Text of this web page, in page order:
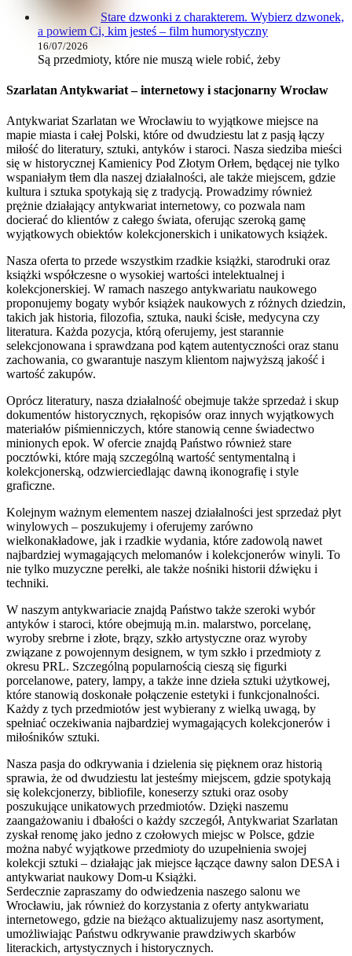
Stare dzwonki z charakterem. Wybierz dzwonek,
a powiem Ci, kim jesteś – film humorystyczny
16/07/2026
Są przedmioty, które nie muszą wiele robić, żeby
Szarlatan Antykwariat – internetowy i stacjonarny Wrocław
Antykwariat Szarlatan we Wrocławiu to wyjątkowe miejsce na
mapie miasta i całej Polski, które od dwudziestu lat z pasją łączy
miłość do literatury, sztuki, antyków i staroci. Nasza siedziba mieści
się w historycznej Kamienicy Pod Złotym Orłem, będącej nie tylko
wspaniałym tłem dla naszej działalności, ale także miejscem, gdzie
kultura i sztuka spotykają się z tradycją. Prowadzimy również
prężnie działający antykwariat internetowy, co pozwala nam
docierać do klientów z całego świata, oferując szeroką gamę
wyjątkowych obiektów kolekcjonerskich i unikatowych książek.
Nasza oferta to przede wszystkim rzadkie książki, starodruki oraz
książki współczesne o wysokiej wartości intelektualnej i
kolekcjonerskiej. W ramach naszego antykwariatu naukowego
proponujemy bogaty wybór książek naukowych z różnych dziedzin,
takich jak historia, filozofia, sztuka, nauki ścisłe, medycyna czy
literatura. Każda pozycja, którą oferujemy, jest starannie
selekcjonowana i sprawdzana pod kątem autentyczności oraz stanu
zachowania, co gwarantuje naszym klientom najwyższą jakość i
wartość zakupów.
Oprócz literatury, nasza działalność obejmuje także sprzedaż i skup
dokumentów historycznych, rękopisów oraz innych wyjątkowych
materiałów piśmienniczych, które stanowią cenne świadectwo
minionych epok. W ofercie znajdą Państwo również stare
pocztówki, które mają szczególną wartość sentymentalną i
kolekcjonerską, odzwierciedlając dawną ikonografię i style
graficzne.
Kolejnym ważnym elementem naszej działalności jest sprzedaż płyt
winylowych – poszukujemy i oferujemy zarówno
wielkonakładowe, jak i rzadkie wydania, które zadowolą nawet
najbardziej wymagających melomanów i kolekcjonerów winyli. To
nie tylko muzyczne perełki, ale także nośniki historii dźwięku i
techniki.
W naszym antykwariacie znajdą Państwo także szeroki wybór
antyków i staroci, które obejmują m.in. malarstwo, porcelanę,
wyroby srebrne i złote, brązy, szkło artystyczne oraz wyroby
związane z powojennym designem, w tym szkło i przedmioty z
okresu PRL. Szczególną popularnością cieszą się figurki
porcelanowe, patery, lampy, a także inne dzieła sztuki użytkowej,
które stanowią doskonałe połączenie estetyki i funkcjonalności.
Każdy z tych przedmiotów jest wybierany z wielką uwagą, by
spełniać oczekiwania najbardziej wymagających kolekcjonerów i
miłośników sztuki.
Nasza pasja do odkrywania i dzielenia się pięknem oraz historią
sprawia, że od dwudziestu lat jesteśmy miejscem, gdzie spotykają
się kolekcjonerzy, bibliofile, koneserzy sztuki oraz osoby
poszukujące unikatowych przedmiotów. Dzięki naszemu
zaangażowaniu i dbałości o każdy szczegół, Antykwariat Szarlatan
zyskał renomę jako jedno z czołowych miejsc w Polsce, gdzie
można nabyć wyjątkowe przedmioty do uzupełnienia swojej
kolekcji sztuki – działając jak miejsce łączące dawny salon DESA i
antykwariat naukowy Dom-u Książki.
Serdecznie zapraszamy do odwiedzenia naszego salonu we
Wrocławiu, jak również do korzystania z oferty antykwariatu
internetowego, gdzie na bieżąco aktualizujemy nasz asortyment,
umożliwiając Państwu odkrywanie prawdziwych skarbów
literackich, artystycznych i historycznych.